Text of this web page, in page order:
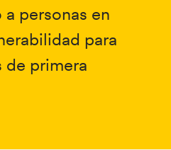
personas en
para
de primera